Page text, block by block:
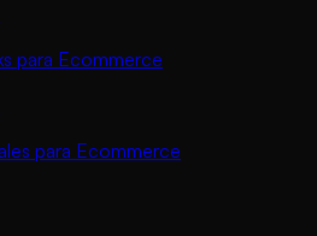
para Ecommerce
para Ecommerce